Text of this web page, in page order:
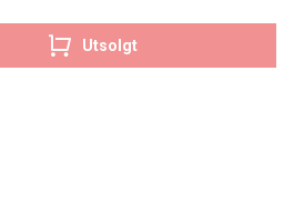
Utsolgt